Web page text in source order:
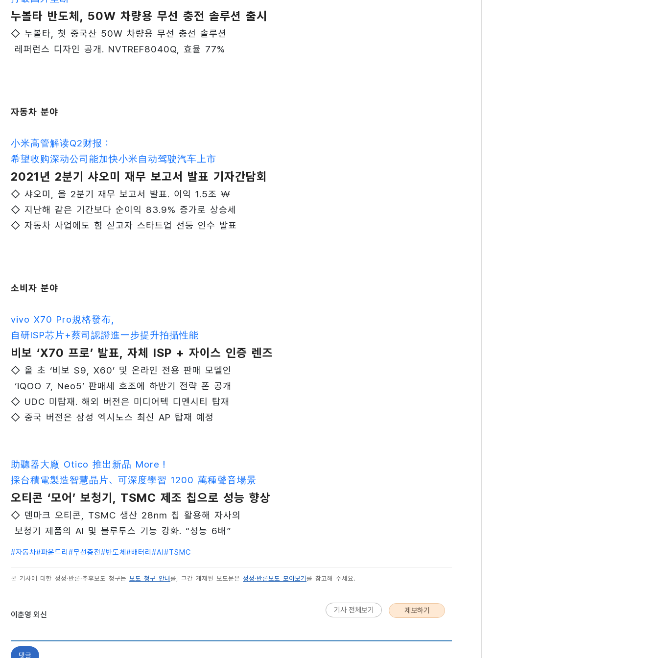
누볼타 반도체, 50W 차량용 무선 충전 솔루션 출시
◇ 누볼타, 첫 중국산 50W 차량용 무선 충선 솔루션
레퍼런스 디자인 공개. NVTREF8040Q, 효율 77%
자동차 분야
小米高管解读Q2财报：
希望收购深动公司能加快小米自动驾驶汽车上市
2021년 2분기 샤오미 재무 보고서 발표 기자간담회
◇ 샤오미, 올 2분기 재무 보고서 발표. 이익 1.5조 ₩
◇ 지난해 같은 기간보다 순이익 83.9% 증가로 상승세
◇ 자동차 사업에도 힘 싣고자 스타트업 선둥 인수 발표
소비자 분야
vivo X70 Pro規格發布，
自研ISP芯片+蔡司認證進一步提升拍攝性能
비보 ‘X70 프로’ 발표, 자체 ISP + 자이스 인증 렌즈
◇ 올 초 ‘비보 S9, X60’ 및 온라인 전용 판매 모델인
‘iQOO 7, Neo5’ 판매세 호조에 하반기 전략 폰 공개
◇ UDC 미탑재. 해외 버전은 미디어텍 디멘시티 탑재
◇ 중국 버전은 삼성 엑시노스 최신 AP 탑재 예정
助聽器大廠 Otico 推出新品 More！
採台積電製造智慧晶片、可深度學習 1200 萬種聲音場景
오티콘 ‘모어’ 보청기, TSMC 제조 칩으로 성능 향상
◇ 덴마크 오티콘, TSMC 생산 28nm 칩 활용해 자사의
보청기 제품의 AI 및 블루투스 기능 강화. “성능 6배”
#자동차#파운드리 #무선충전#반도체 #배터리 #AI #TSMC
본 기사에 대한 정정·반론·추후보도 청구는 보도 청구 안내 를, 그간 게재된 보도문은 정정·반론보도 모아보기 를 참고해 주세요.
이춘영 외신 기사 전체보기 제보하기
댓글